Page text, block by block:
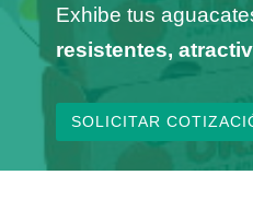
Exhibe tus
resistentes,
SOLICITAR